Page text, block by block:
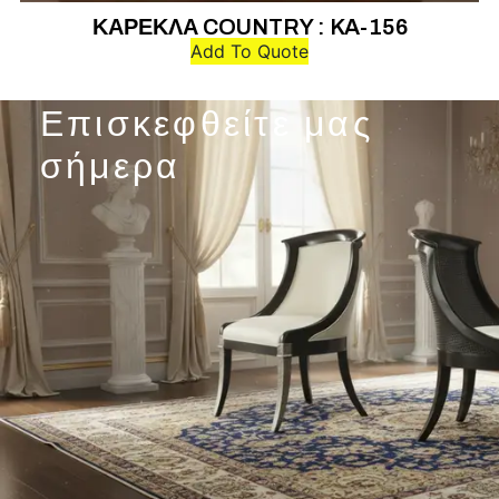
ΚΑΡΕΚΛΑ COUNTRY : KA-156
Add To Quote
Επισκεφθείτε μας
σήμερα